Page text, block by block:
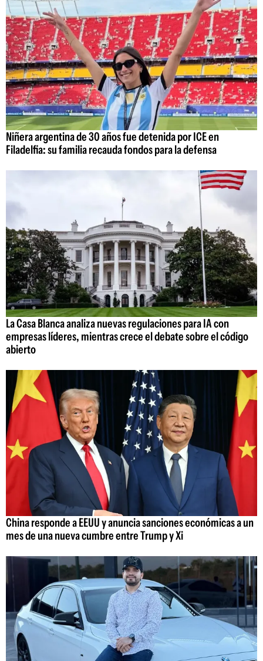
Niñera argentina de 30 años fue detenida por ICE en
Filadelfia: su familia recauda fondos para la defensa
La Casa Blanca analiza nuevas regulaciones para IA con
empresas líderes, mientras crece el debate sobre el código
abierto
China responde a EEUU y anuncia sanciones económicas a un
mes de una nueva cumbre entre Trump y Xi